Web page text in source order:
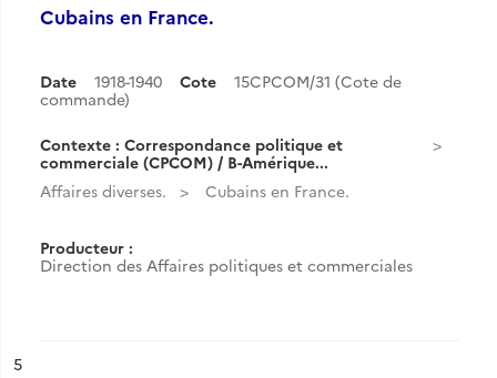
Cubains en France.
Date 1918-1940 Cote
15CPCOM/31 (Cote de
commande)
Contexte : Correspondance politique et
commerciale (CPCOM) / B-Amérique...
Affaires diverses.
Cubains en France.
Producteur :
Direction des Affaires politiques et commerciales
n°
5